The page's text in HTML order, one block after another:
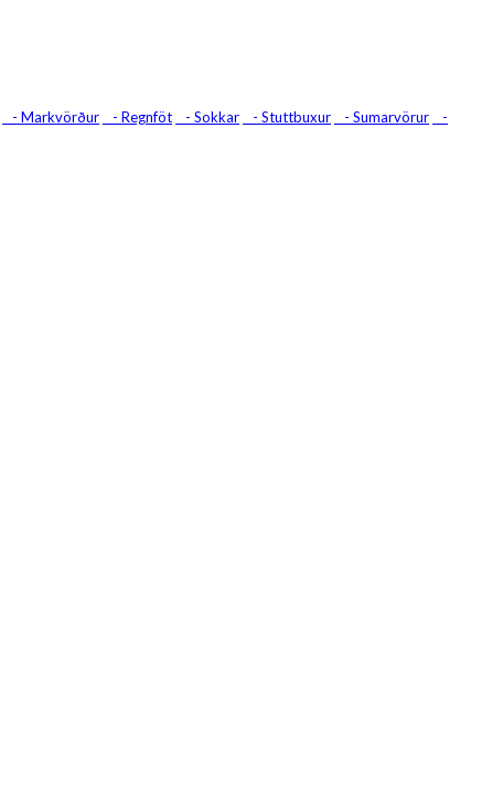
- Markvörður - Regnföt - Sokkar - Stuttbuxur - Sumarvörur
-